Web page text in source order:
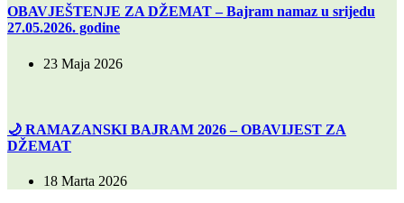
OBAVJEŠTENJE ZA DŽEMAT – Bajram namaz u srijedu
27.05.2026. godine
23 Maja 2026
🌙 RAMAZANSKI BAJRAM 2026 – OBAVIJEST ZA
DŽEMAT
18 Marta 2026